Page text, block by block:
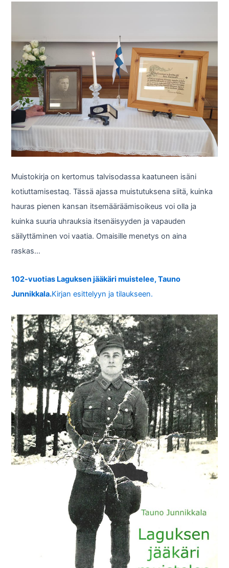
Muistokirja on kertomus talvisodassa kaatuneen isäni
kotiuttamisestaq. Tässä ajassa muistutuksena siitä, kuinka
hauras pienen kansan itsemääräämisoikeus voi olla ja
kuinka suuria uhrauksia itsenäisyyden ja vapauden
säilyttäminen voi vaatia. Omaisille menetys on aina
raskas…
102-vuotias Laguksen jääkäri muistelee, Tauno
Junnikkala.Kirjan esittelyyn ja tilaukseen.